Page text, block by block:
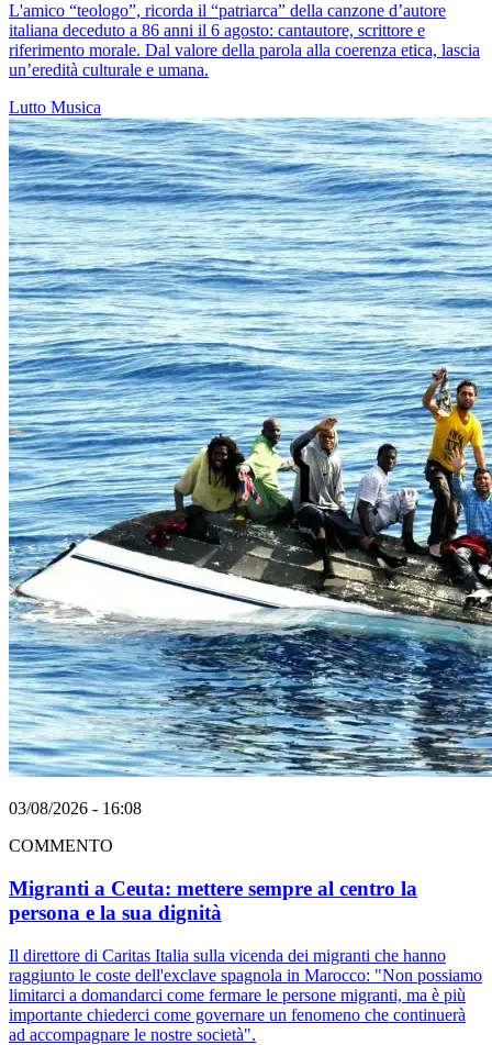
L'amico “teologo”, ricorda il “patriarca” della canzone d’autore
italiana deceduto a 86 anni il 6 agosto: cantautore, scrittore e
riferimento morale. Dal valore della parola alla coerenza etica, lascia
un’eredità culturale e umana.
Lutto Musica
03/08/2026 - 16:08
COMMENTO
Migranti a Ceuta: mettere sempre al centro la
persona e la sua dignità
Il direttore di Caritas Italia sulla vicenda dei migranti che hanno
raggiunto le coste dell'exclave spagnola in Marocco: "Non possiamo
limitarci a domandarci come fermare le persone migranti, ma è più
importante chiederci come governare un fenomeno che continuerà
ad accompagnare le nostre società".